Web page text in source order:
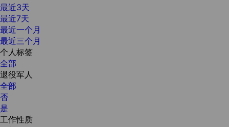
最近3天
最近7天
最近一个月
最近三个月
个人标签
全部
退役军人
全部
否
是
工作性质